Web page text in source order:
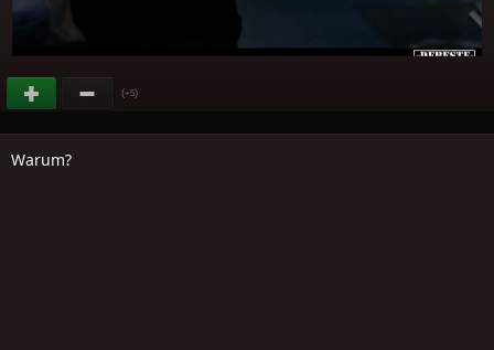
(+5)
Warum?